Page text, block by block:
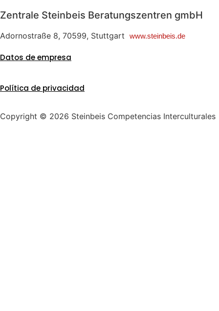
Zentrale Steinbeis Beratungszentren gmbH
Adornostraße 8, 70599, Stuttgart www.steinbeis.de
Datos de empresa
Política de privacidad
Copyright © 2026 Steinbeis Competencias Interculturales